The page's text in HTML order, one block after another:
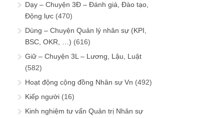
Dạy – Chuyện 3Đ – Đánh giá, Đào tạo,
Động lực (470)
Dùng – Chuyện Quản lý nhân sự (KPI,
BSC, OKR, …) (616)
Giữ – Chuyện 3L – Lương, Lậu, Luật
(582)
Hoạt động cộng đồng Nhân sự Vn (492)
Kiếp người (16)
Kinh nghiệm tư vấn Quản trị Nhân sự